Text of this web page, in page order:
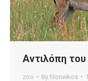
Αντιλόπη
zoo By filoneikos